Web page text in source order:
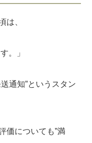
は、
。」
通知”というスタン
価についても”満